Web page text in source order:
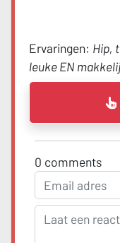
Ervaringen: Hip,
leuke EN
0 comments